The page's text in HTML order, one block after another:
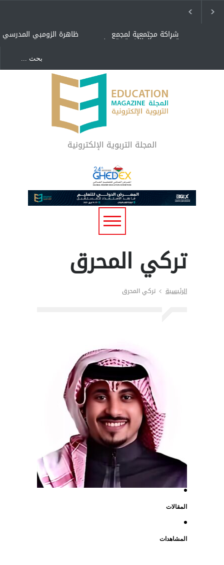
ظاهرة الزومبي المدرسي شراكة مجتمعية لمجمع
تعليمي بالطائف تستهدف
"كنت أنضرب ومافيني إلا
العافية" هل هذا مبرر
لاستمرار أسلوب التربية
المتوارث؟
لماذا تعد برامج توعية الأطفال
بخصوصية الجسد وقاية لا
فضول؟
المجلة التربوية الإلكترونية
تركي المحرق
الرئيسية تركي المحرق
المقالات
المشاهدات